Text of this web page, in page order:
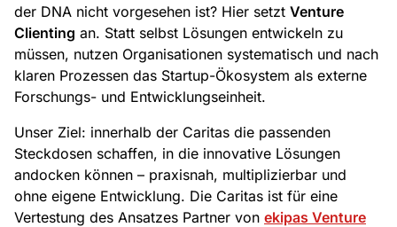
der DNA nicht vorgesehen ist? Hier setzt Venture
Clienting an. Statt selbst Lösungen entwickeln zu
müssen, nutzen Organisationen systematisch und nach
klaren Prozessen das Startup-Ökosystem als externe
Forschungs- und Entwicklungseinheit.
Unser Ziel: innerhalb der Caritas die passenden
Steckdosen schaffen, in die innovative Lösungen
andocken können – praxisnah, multiplizierbar und
ohne eigene Entwicklung. Die Caritas ist für eine
Vertestung des Ansatzes Partner von ekipas Venture